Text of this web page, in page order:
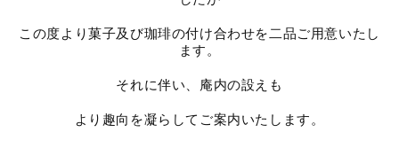
この度より菓子及び珈琲の付け合わせを二品ご用意いたし
ます。
それに伴い、庵内の設えも
より趣向を凝らしてご案内いたします。